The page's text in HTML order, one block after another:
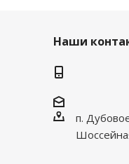
Наши
п.